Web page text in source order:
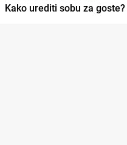
Kako urediti sobu za